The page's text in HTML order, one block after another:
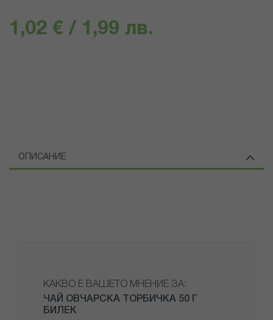
1,02 € / 1,99 лв.
ОПИСАНИЕ
КАКВО Е ВАШЕТО МНЕНИЕ ЗА:
ЧАЙ ОВЧАРСКА ТОРБИЧКА 50 Г
БИЛЕК